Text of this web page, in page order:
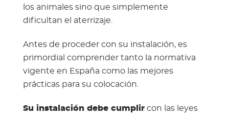
los animales sino que simplemente
dificultan el aterrizaje.
Antes de proceder con su instalación, es
primordial comprender tanto la normativa
vigente en España como las mejores
prácticas para su colocación.
Su instalación debe cumplircon las leyes